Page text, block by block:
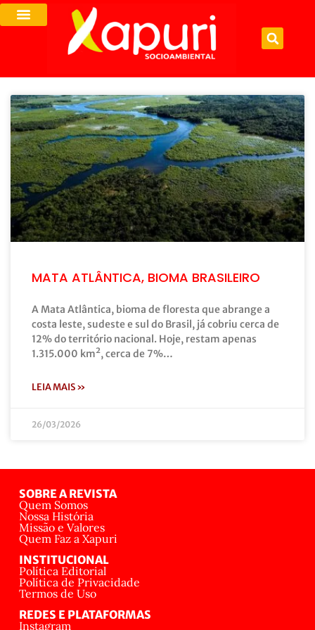
MATA ATLÂNTICA, BIOMA BRASILEIRO
A Mata Atlântica, bioma de floresta que abrange a
costa leste, sudeste e sul do Brasil, já cobriu cerca de
12% do território nacional. Hoje, restam apenas
1.315.000 km², cerca de 7%…
LEIA MAIS »
26/03/2026
SOBRE A REVISTA
Quem Somos
Nossa História
Missão e Valores
Quem Faz a Xapuri
INSTITUCIONAL
Política Editorial
Política de Privacidade
Termos de Uso
REDES E PLATAFORMAS
Instagram